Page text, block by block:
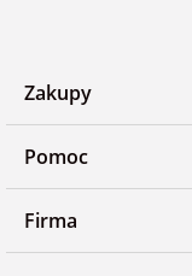
Zakupy
Pomoc
Firma